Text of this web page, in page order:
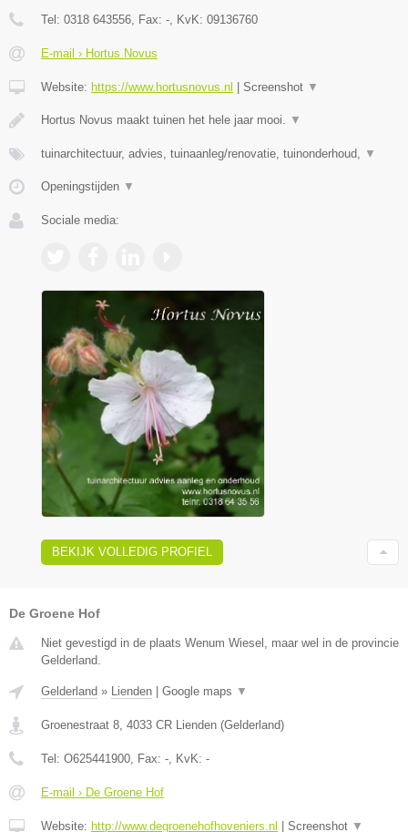
Tel: 0318 643556 , Fax: - , KvK: 09136760
E-mail › Hortus Novus
Website: https://www.hortusnovus.nl Screenshot ▼
Hortus Novus maakt tuinen het hele jaar mooi. ▼
tuinarchitectuur, advies, tuinaanleg/renovatie, tuinonderhoud, ▼
Openingstijden ▼
Sociale media:
BEKIJK VOLLEDIG PROFIEL
De Groene Hof
Niet gevestigd in de plaats Wenum Wiesel, maar wel in de provincie
Gelderland.
Gelderland » Lienden Google maps ▼
Groenestraat 8 4033 CR Lienden (Gelderland)
Tel: O625441900 , Fax: - , KvK: -
E-mail › De Groene Hof
Website: http://www.degroenehofhoveniers.nl Screenshot ▼